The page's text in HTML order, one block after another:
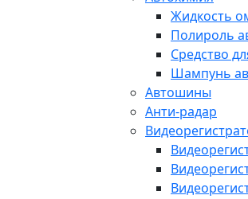
Жидкость
Полироль
Средство
Шампунь
Автошины
Анти-радар